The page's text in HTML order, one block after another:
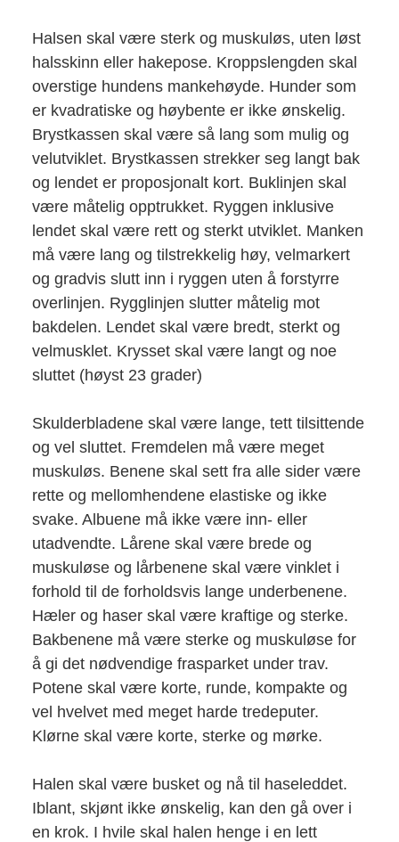
Halsen skal være sterk og muskuløs, uten løst
halsskinn eller hakepose. Kroppslengden skal
overstige hundens mankehøyde. Hunder som
er kvadratiske og høybente er ikke ønskelig.
Brystkassen skal være så lang som mulig og
velutviklet. Brystkassen strekker seg langt bak
og lendet er proposjonalt kort. Buklinjen skal
være måtelig opptrukket. Ryggen inklusive
lendet skal være rett og sterkt utviklet. Manken
må være lang og tilstrekkelig høy, velmarkert
og gradvis slutt inn i ryggen uten å forstyrre
overlinjen. Rygglinjen slutter måtelig mot
bakdelen. Lendet skal være bredt, sterkt og
velmusklet. Krysset skal være langt og noe
sluttet (høyst 23 grader)
Skulderbladene skal være lange, tett tilsittende
og vel sluttet. Fremdelen må være meget
muskuløs. Benene skal sett fra alle sider være
rette og mellomhendene elastiske og ikke
svake. Albuene må ikke være inn- eller
utadvendte. Lårene skal være brede og
muskuløse og lårbenene skal være vinklet i
forhold til de forholdsvis lange underbenene.
Hæler og haser skal være kraftige og sterke.
Bakbenene må være sterke og muskuløse for
å gi det nødvendige frasparket under trav.
Potene skal være korte, runde, kompakte og
vel hvelvet med meget harde tredeputer.
Klørne skal være korte, sterke og mørke.
Halen skal være busket og nå til haseleddet.
Iblant, skjønt ikke ønskelig, kan den gå over i
en krok. I hvile skal halen henge i en lett